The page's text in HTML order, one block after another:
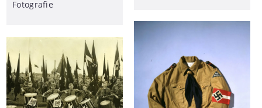
Fotografie